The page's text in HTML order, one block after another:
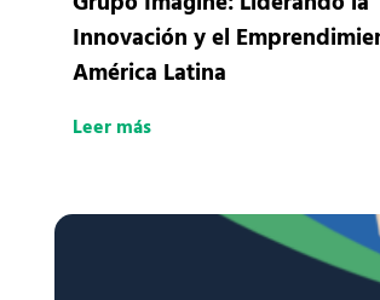
Innovación y el
América Latina
Leer más